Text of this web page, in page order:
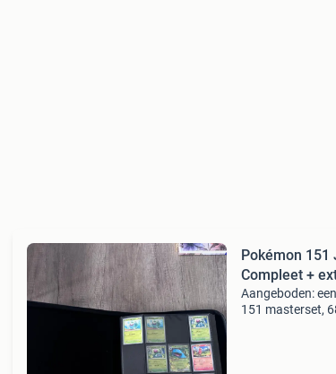
Pokémon 151
Compleet +
Aangeboden:
151 masterset,